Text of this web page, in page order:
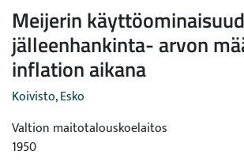
Meijerin
jälleenhankinta- arvon
inflation aikana
Koivisto, Esko
Valtion maitotalouskoelaitos
1950